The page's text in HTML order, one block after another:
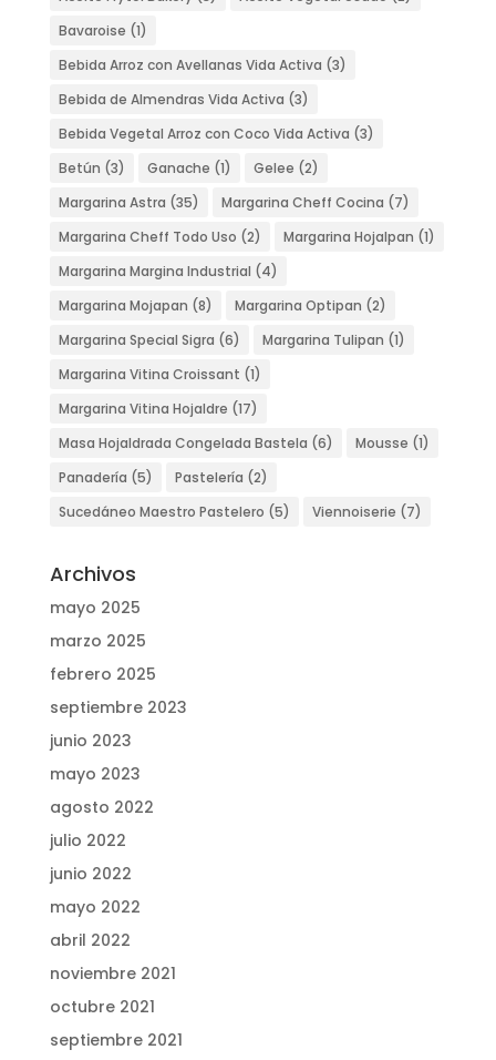
Bavaroise (1)
Bebida Arroz con Avellanas Vida Activa (3)
Bebida de Almendras Vida Activa (3)
Bebida Vegetal Arroz con Coco Vida Activa (3)
Betún (3) Ganache (1) Gelee (2)
Margarina Astra (35) Margarina Cheff Cocina (7)
Margarina Cheff Todo Uso (2) Margarina Hojalpan (1)
Margarina Margina Industrial (4)
Margarina Mojapan (8) Margarina Optipan (2)
Margarina Special Sigra (6) Margarina Tulipan (1)
Margarina Vitina Croissant (1)
Margarina Vitina Hojaldre (17)
Masa Hojaldrada Congelada Bastela (6) Mousse (1)
Panadería (5) Pastelería (2)
Sucedáneo Maestro Pastelero (5) Viennoiserie (7)
Archivos
mayo 2025
marzo 2025
febrero 2025
septiembre 2023
junio 2023
mayo 2023
agosto 2022
julio 2022
junio 2022
mayo 2022
abril 2022
noviembre 2021
octubre 2021
septiembre 2021